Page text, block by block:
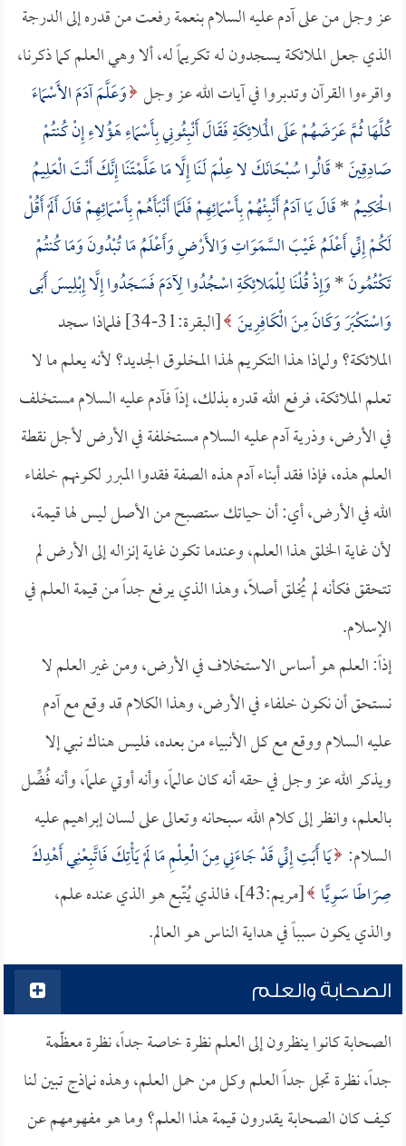
عز وجل من على آدم عليه السلام بنعمة رفعت من قدره إلى الدرجة
الذي جعل الملائكة يسجدون له تكريماً له، ألا وهي العلم كما ذكرنا،
واقرءوا القرآن وتدبروا في آيات الله عز وجل وَعَلَّمَ آدَمَ الأَسْمَاءَ
كُلَّهَا ثُمَّ عَرَضَهُمْ عَلَى الْمَلائِكَةِ فَقَالَ أَنْبِئُونِي بِأَسْمَاءِ هَؤُلاءِ إِنْ كُنتُمْ
صَادِقِينَ*قَالُوا سُبْحَانَكَ لا عِلْمَ لَنَا إِلَّا مَا عَلَّمْتَنَا إِنَّكَ أَنْتَ الْعَلِيمُ
الْحَكِيمُ*قَالَ يَا آدَمُ أَنْبِئْهُمْ بِأَسْمَائِهِمْ فَلَمَّا أَنْبَأَهُمْ بِأَسْمَائِهِمْ قَالَ أَلَمْ أَقُلْ
لَكُمْ إِنِّي أَعْلَمُ غَيْبَ السَّمَوَاتِ وَالأَرْضِ وَأَعْلَمُ مَا تُبْدُونَ وَمَا كُنتُمْ
تَكْتُمُونَ*وَإِذْ قُلْنَا لِلْمَلائِكَةِ اسْجُدُوا لِآدَمَ فَسَجَدُوا إِلَّا إِبْلِيسَ أَبَى
وَاسْتَكْبَرَ وَكَانَ مِنَ الْكَافِرِينَ
[البقرة:31-34] فلماذا سجد
الملائكة؟ ولماذا هذا التكريم لهذا المخلوق الجديد؟ لأنه يعلم ما لا
تعلم الملائكة، فرفع الله قدره بذلك، إذاً فآدم عليه السلام مستخلف
في الأرض، وذرية آدم عليه السلام مستخلفة في الأرض لأجل نقطة
العلم هذه، فإذا فقد أبناء آدم هذه الصفة فقدوا المبرر لكونهم خلفاء
الله في الأرض، أي: أن حياتك ستصبح من الأصل ليس لها قيمة،
لأن غاية الخلق هذا العلم، وعندما تكون غاية إنزاله إلى الأرض لم
تتحقق فكأنه لم يُخلق أصلاً، وهذا الذي يرفع جداً من قيمة العلم في
الإسلام.
إذاً: العلم هو أساس الاستخلاف في الأرض، ومن غير العلم لا
نستحق أن نكون خلفاء في الأرض، وهذا الكلام قد وقع مع آدم
عليه السلام ووقع مع كل الأنبياء من بعده، فليس هناك نبي إلا
ويذكر الله عز وجل في حقه أنه كان عالماً، وأنه أوتي علماً، وأنه فُضِّل
بالعلم، وانظر إلى كلام الله سبحانه وتعالى على لسان إبراهيم عليه
السلام: يَا أَبَتِ إِنِّي قَدْ جَاءَنِي مِنَ الْعِلْمِ مَا لَمْ يَأْتِكَ فَاتَّبِعْنِي أَهْدِكَ
صِرَاطًا سَوِيًّا
[مريم:43]، فالذي يُتّبع هو الذي عنده علم،
والذي يكون سبباً في هداية الناس هو العالم.
الصحابة والعلم
الصحابة كانوا ينظرون إلى العلم نظرة خاصة جداً، نظرة معظّمة
جداً، نظرة تجل جداً العلم وكل من حمل العلم، وهذه نماذج تبين لنا
كيف كان الصحابة يقدرون قيمة هذا العلم؟ وما هو مفهومهم عن